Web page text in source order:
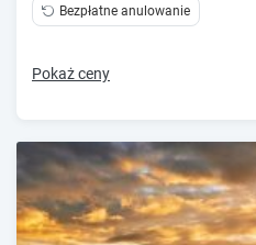
Bezpłatne anulowanie
Pokaż ceny